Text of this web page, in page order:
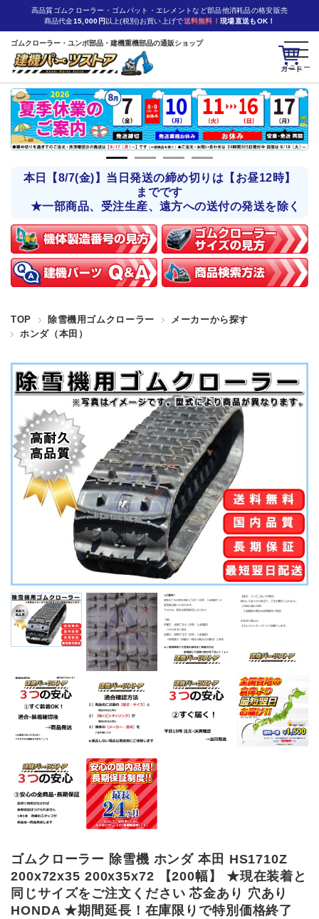
カート
高品質ゴムクローラー・ゴムパット・エレメントなど部品他消耗品の格安販売
商品代金15,000円 以上(税別)お買い上げで送料無料！ 現場直送もOK！
ゴムクローラー・ユンボ部品・建機重機部品の通販ショップ
本日【8/7(金)】当日発送の締め切りは【お昼12時】
までです
★一部商品、受注生産、遠方への送付の発送を除く
TOP 除雪機用ゴムクローラー
メーカーから探す
ホンダ（本田）
ゴムクローラー 除雪機 ホンダ 本田 HS1710Z
200x72x35 200x35x72 【200幅】 ★現在装着と
同じサイズをご注文ください 芯金あり 穴あり
HONDA ★期間延長！在庫限りで特別価格終了